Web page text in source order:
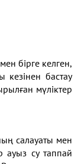
бірге келген,
бастау
мүліктер
салауаты мен
ауыз су таппай